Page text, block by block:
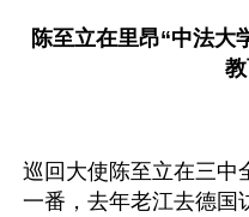
陈至立在里昂“中法大
巡回大使陈至立在三中
一番，去年老江去德国